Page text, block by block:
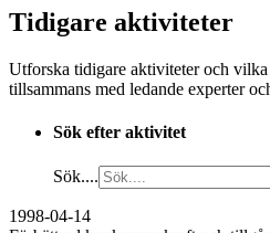
Tidigare aktiviteter
Utforska tidigare aktiviteter och
tillsammans med ledande experter
Sök efter aktivitet
Sök....
1998-04-14